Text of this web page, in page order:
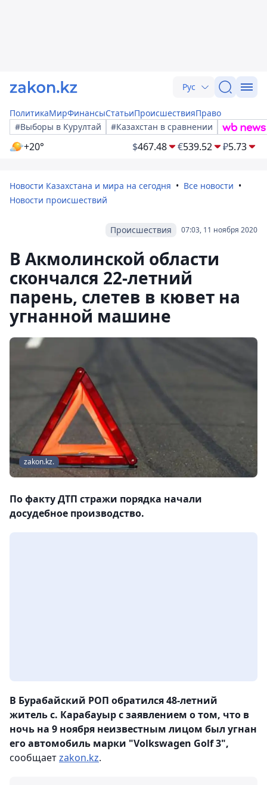
Рус
ПолитикаМирФинансыСтатьиПроисшествияПраво
#Выборы в Курултай
#Казахстан в сравнении
+20° $467.48 €539.52 ₽5.73
Новости Казахстана и мира на сегодня
Все новости
Новости происшествий
07:03, 11 ноября 2020
Происшествия
В Акмолинской области
скончался 22-летний
парень, слетев в кювет на
угнанной машине
zakon.kz.
По факту ДТП стражи порядка начали
досудебное производство.
В Бурабайский РОП обратился 48-летний
житель с. Карабауыр с заявлением о том, что в
ночь на 9 ноября неизвестным лицом был угнан
его автомобиль марки "Volkswagen Golf 3",
сообщаетzakon.kz.